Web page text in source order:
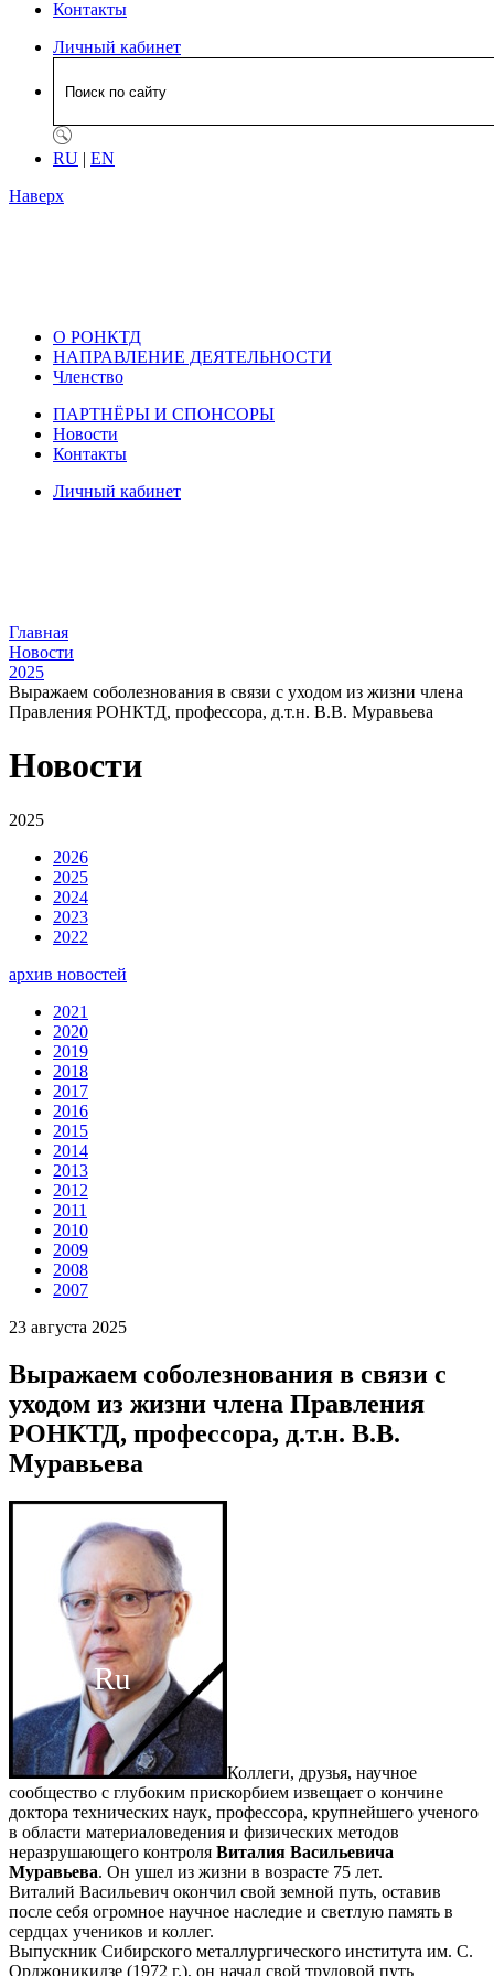
Ru
Контакты
Личный кабинет
RU | EN
Наверх
О РОНКТД
НАПРАВЛЕНИЕ ДЕЯТЕЛЬНОСТИ
Членство
ПАРТНЁРЫ И СПОНСОРЫ
Новости
Контакты
Личный кабинет
Главная
Новости
2025
Выражаем соболезнования в связи с уходом из жизни члена
Правления РОНКТД, профессора, д.т.н. В.В. Муравьева
Новости
2025
2026
2025
2024
2023
2022
архив новостей
2021
2020
2019
2018
2017
2016
2015
2014
2013
2012
2011
2010
2009
2008
2007
23 августа 2025
Выражаем соболезнования в связи с
уходом из жизни члена Правления
РОНКТД, профессора, д.т.н. В.В.
Муравьева
Коллеги, друзья, научное
сообщество с глубоким прискорбием извещает о кончине
доктора технических наук, профессора, крупнейшего ученого
в области материаловедения и физических методов
неразрушающего контроля Виталия Васильевича
Муравьева. Он ушел из жизни в возрасте 75 лет.
Виталий Васильевич окончил свой земной путь, оставив
после себя огромное научное наследие и светлую память в
сердцах учеников и коллег.
Выпускник Сибирского металлургического института им. С.
Орджоникидзе (1972 г.), он начал свой трудовой путь